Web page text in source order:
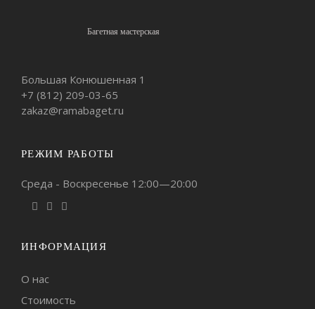
Багетная мастерская
Большая Конюшенная 1
+7 (812) 209-03-65
zakaz@ramabaget.ru
РЕЖИМ РАБОТЫ
Среда - Воскресенье 12:00—20:00
ИНФОРМАЦИЯ
О нас
Стоимость